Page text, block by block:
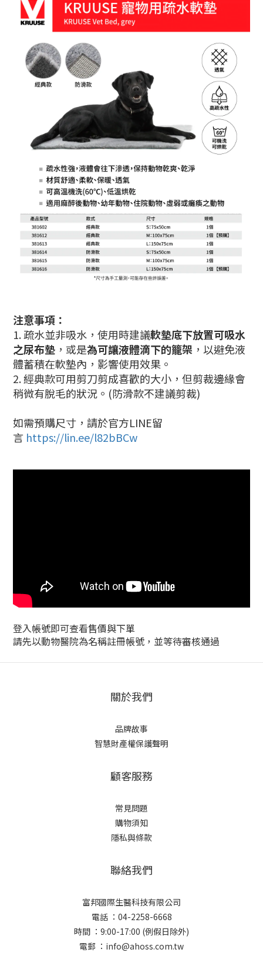
注意事項：
1. 疏水並非吸水，使用時建議軟墊底下放置可吸水
之尿布墊 ，或是為可讓液體滴下的籠架 ，以避免液
體蓄積在軟墊內，影響使用效果。
2.經典款可用剪刀剪成喜歡的大小，但剪裁邊緣會
稍微有脫毛的狀況。(防滑款不建議剪裁)
如需預購尺寸， 請於官方LINE留
言 https://lin.ee/l82bBCw
登入帳號即可查看售價與下單
請先以動物醫院為名稱註冊帳號，並等待審核通過
關於我們
品牌故事
智慧財產權保護聲明
顧客服務
常見問題
購物須知
隱私與條款
聯絡我們
富邦國際生醫科技有限公司
電話 ：04-2258-6668
時間 ：9:00-17:00 (例假日除外)
電郵 ：info@ahoss.com.tw